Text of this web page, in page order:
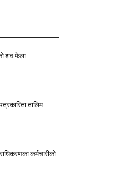
शव फेला
तालिम
कर्मचारीको